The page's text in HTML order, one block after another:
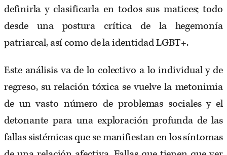
definirla y clasificarla en todos sus matices; todo
desde una postura crítica de la hegemonía
patriarcal, así como de la identidad LGBT+.
Este análisis va de lo colectivo a lo individual y de
regreso, su relación tóxica se vuelve la metonimia
de un vasto número de problemas sociales y el
detonante para una exploración profunda de las
fallas sistémicas que se manifiestan en los síntomas